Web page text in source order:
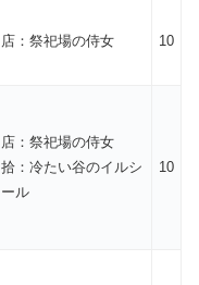
店：祭祀場の侍女 10
店：祭祀場の侍女
拾：冷たい谷のイルシ
ール
10